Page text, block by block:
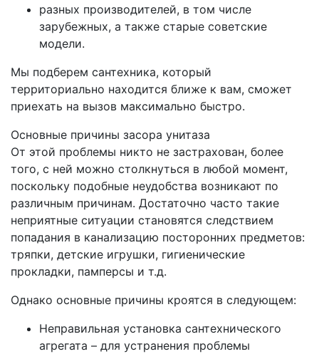
разных производителей, в том числе
зарубежных, а также старые советские
модели.
Мы подберем сантехника, который
территориально находится ближе к вам, сможет
приехать на вызов максимально быстро.
Основные причины засора унитаза
От этой проблемы никто не застрахован, более
того, с ней можно столкнуться в любой момент,
поскольку подобные неудобства возникают по
различным причинам. Достаточно часто такие
неприятные ситуации становятся следствием
попадания в канализацию посторонних предметов:
тряпки, детские игрушки, гигиенические
прокладки, памперсы и т.д.
Однако основные причины кроятся в следующем:
Неправильная установка сантехнического
агрегата – для устранения проблемы